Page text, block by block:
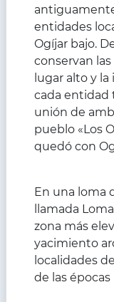
entidades
Ogíjar bajo.
conservan
lugar alto y
cada entidad
unión de
pueblo «Los
quedó con
En una loma
llamada
zona más
yacimiento
localidades
de las